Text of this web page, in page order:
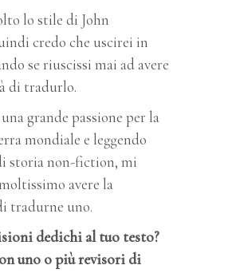
lo stile di John
credo che uscirei in
se riuscissi mai ad avere
di tradurlo.
grande passione per la
mondiale e leggendo
storia non-fiction, mi
avere la
tradurne uno.
dedichi al tuo testo?
uno o più revisori di